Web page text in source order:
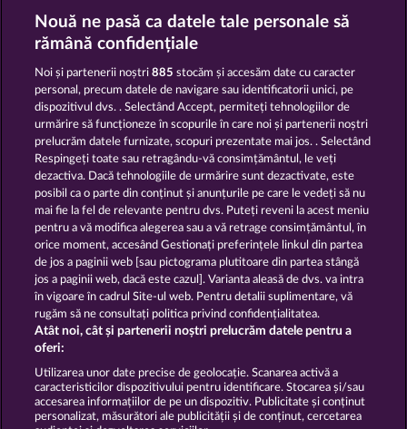
PIGGY KINGS
BEAUTIFUL NATURE SUPER DUPER MOORHUHN
Termeni și condiții
Declarație de confidențialitate
Asistență tehnică Firmă
Trimite Cererea de Retragere
Nouă ne pasă ca datele tale personale să
rămână confidențiale
Noi și partenerii noștri885 stocăm și accesăm date cu caracter
personal, precum datele de navigare sau identificatorii unici, pe
dispozitivul dvs. . Selectând Accept, permiteți tehnologiilor de
urmărire să funcționeze în scopurile în care noi și partenerii noștri
prelucrăm datele furnizate, scopuri prezentate mai jos. . Selectând
Respingeți toate sau retragându-vă consimțământul, le veți
dezactiva. Dacă tehnologiile de urmărire sunt dezactivate, este
posibil ca o parte din conținut și anunțurile pe care le vedeți să nu
mai fie la fel de relevante pentru dvs. Puteți reveni la acest meniu
pentru a vă modifica alegerea sau a vă retrage consimțământul, în
orice moment, accesând Gestionați preferințele linkul din partea
de jos a paginii web [sau pictograma plutitoare din partea stângă
jos a paginii web, dacă este cazul]. Varianta aleasă de dvs. va intra
în vigoare în cadrul Site-ul web. Pentru detalii suplimentare, vă
rugăm să ne consultați politica privind confidențialitatea.
Atât noi, cât și partenerii noștri prelucrăm datele pentru a
oferi:
Utilizarea unor date precise de geolocație. Scanarea activă a
caracteristicilor dispozitivului pentru identificare. Stocarea și/sau
accesarea informațiilor de pe un dispozitiv. Publicitate și conținut
personalizat, măsurători ale publicității și de conținut, cercetarea